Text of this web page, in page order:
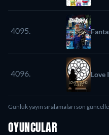
4095.
4096. Love
Günlük yayın sıralamaları son
OYUNCULAR